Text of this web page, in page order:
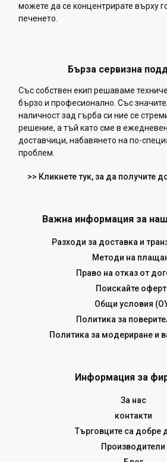
можете да се концентрирате върху
печенето.
Бърза сервизна
Със собствен екип решаваме
бързо и професионално. Със
наличност зад гърба си ние се
решение, а тъй като сме в
доставчици, набавянето на по-
проблем.
>> Кликнете тук, за да получите
Важна информация за
Разходи за доставка и
Методи на
Право на отказ от
Поискайте
Общи условия
Политика за
Политика за модериране и
Информация за
За нас
контакти
Търговците са добре
Производители